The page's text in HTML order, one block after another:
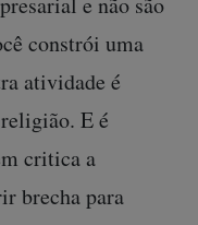
constrói uma
atividade é
E é
critica a
brecha para